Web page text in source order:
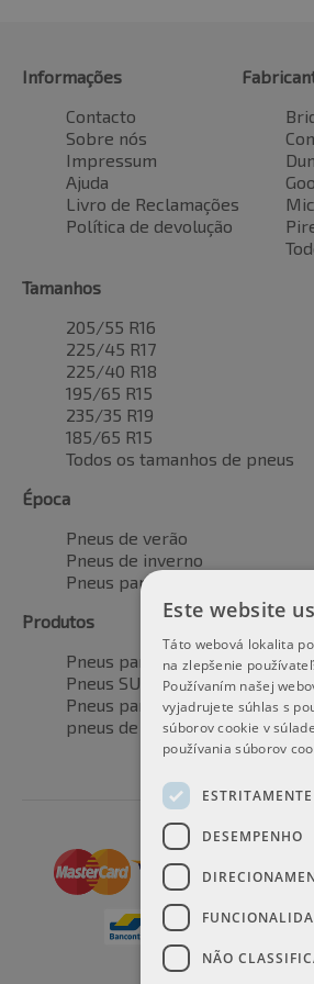
Informações
Contacto
Sobre nós
Impressum
Ajuda
Livro de Reclamações
Política de devolução
Tamanhos
205/55 R16
225/45 R17
225/40 R18
195/65 R15
235/35 R19
185/65 R15
Todos os tamanhos de pneus
Época
Pneus de verão
Pneus de inverno
Pneus para todas as estações
Produtos
Pneus para automóveis
Pneus SUV / 4x4
Pneus para veículos de
pneus de motocicleta
Este website
Táto webová lokalita
na zlepšenie
Používaním našej
vyjadrujete súhlas s
súborov cookie v
používania súborov
DESEMPENHO
NÃO